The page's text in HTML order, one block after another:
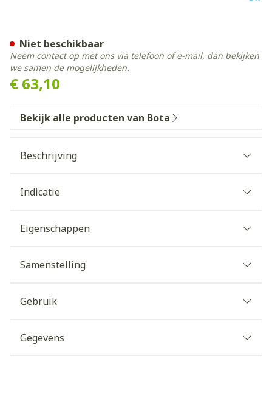
€ 63,10
Niet beschikbaar
Neem contact op met ons via telefoon of e-mail, dan bekijken
we samen de mogelijkheden.
Bekijk alle producten van Bota
Beschrijving
Indicatie
Eigenschappen
Samenstelling
Gebruik
Gegevens